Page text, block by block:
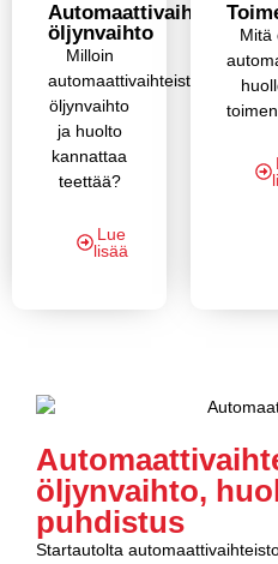
Automaattivaihteiston
öljynvaihto
Milloin
automaattivaihteiston
öljynvaihto
ja huolto
kannattaa
teettää?
Lue
lisää
Mitä
öljynvaihto,
puhdistus
Startautolta